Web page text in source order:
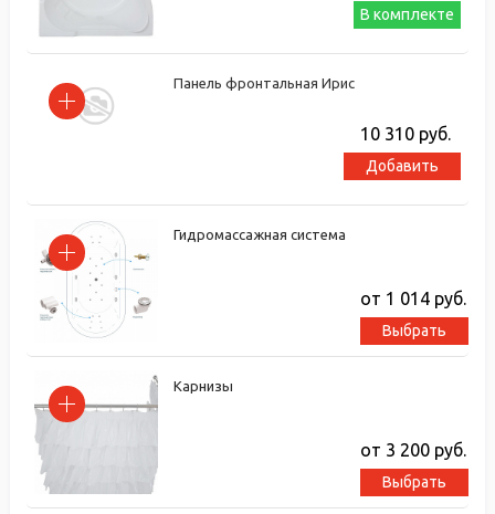
В комплекте
Панель фронтальная Ирис
10 310 руб.
Добавить
Гидромассажная система
от 1 014 руб.
Выбрать
Карнизы
от 3 200 руб.
Выбрать